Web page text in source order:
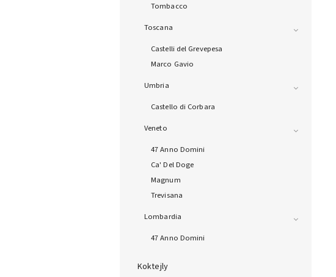
Tombacco
Toscana
Castelli del Grevepesa
Marco Gavio
Umbria
Castello di Corbara
Veneto
47 Anno Domini
Ca' Del Doge
Magnum
Trevisana
Lombardia
47 Anno Domini
Koktejly